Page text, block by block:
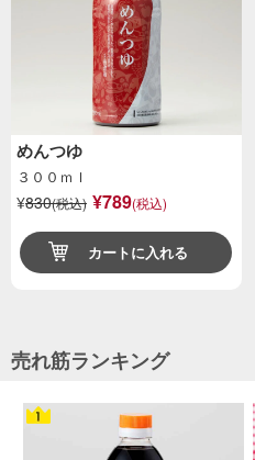
めんつゆ
３００ｍｌ
¥830(税込) ¥789(税込)
カートに入れる
売れ筋ランキング